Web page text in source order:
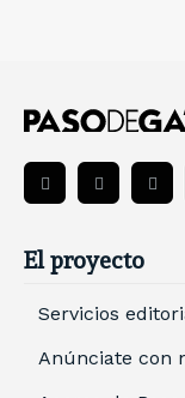
El proyecto
Servicios
Anúnciate con